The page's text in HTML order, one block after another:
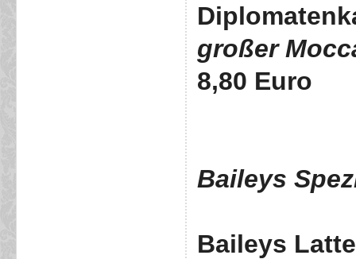
großer
8,80 Euro
Baileys
Baileys Latte